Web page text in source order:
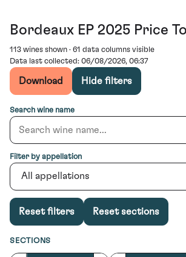
Bordeaux EP 2025 Price
113 wines shown · 61 data columns visible
Data last collected: 06/08/2026, 06:37
Download Hide filters
Search wine name
Filter by appellation
Reset filters Reset sections
SECTIONS